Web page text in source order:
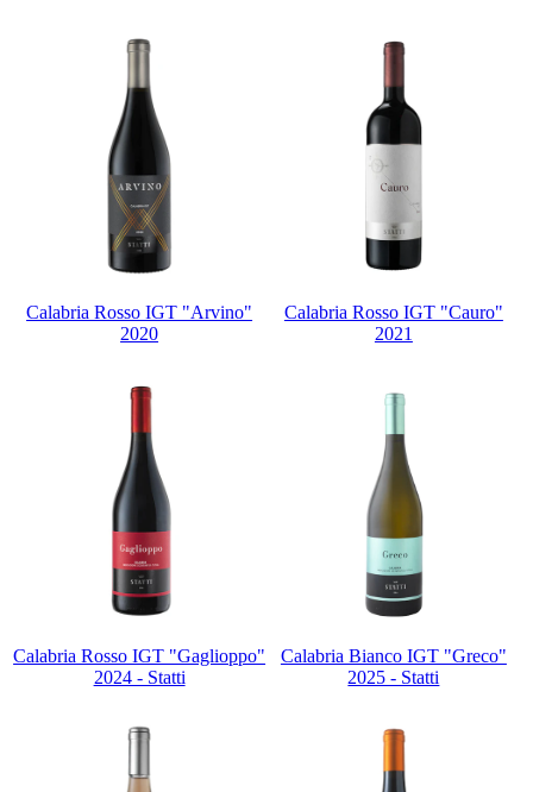
Calabria Rosso IGT "Arvino"
2020
Calabria Rosso IGT "Cauro"
2021
Calabria Rosso IGT "Gaglioppo"
2024 - Statti
Calabria Bianco IGT "Greco"
2025 - Statti